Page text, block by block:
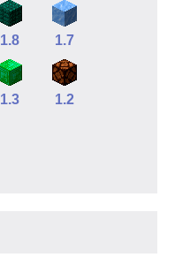
1.8 1.7
1.3 1.2